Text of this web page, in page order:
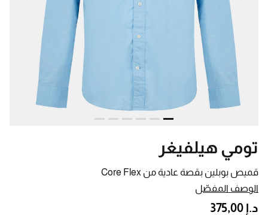
قميص بوبلين بقصة عادية من Core Flex
تومي هيلفيغر
الوصف المفصّل
د.إ 375,00